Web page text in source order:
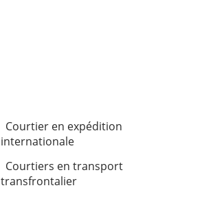
Courtier en expédition
internationale
Courtiers en transport
transfrontalier